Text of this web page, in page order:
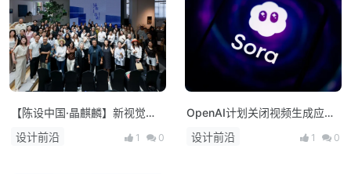
【陈设中国·晶麒麟】新视觉亮
相 布局未来人居新生态
设计前沿 1 0
OpenAI计划关闭视频生成应用
Sora，上线仅约15个月
设计前沿 1 0